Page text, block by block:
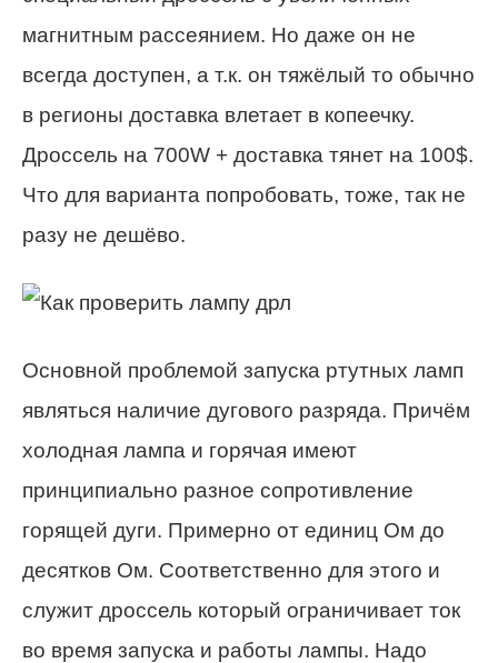
магнитным рассеянием. Но даже он не
всегда доступен, а т.к. он тяжёлый то обычно
в регионы доставка влетает в копеечку.
Дроссель на 700W + доставка тянет на 100$.
Что для варианта попробовать, тоже, так не
разу не дешёво.
Основной проблемой запуска ртутных ламп
являться наличие дугового разряда. Причём
холодная лампа и горячая имеют
принципиально разное сопротивление
горящей дуги. Примерно от единиц Ом до
десятков Ом. Соответственно для этого и
служит дроссель который ограничивает ток
во время запуска и работы лампы. Надо